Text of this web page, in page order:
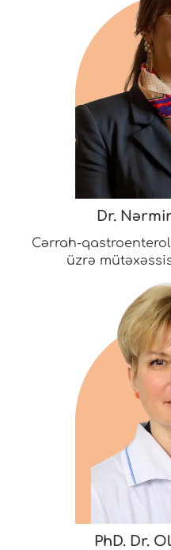
Dr.
Cərrah-
üzrə
PhD. Dr.